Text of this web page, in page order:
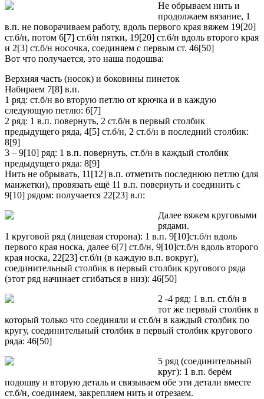
Не обрываем нить и
продолжаем вязание, 1
в.п. не поворачиваем работу, вдоль первого края вяжем 19[20]
ст.б/н, потом 6[7] ст.б/н пятки, 19[20] ст.б/н вдоль второго края
и 2[3] ст.б/н носочка, соединяем с первым ст. 46[50]
Вот что получается, это наша подошва:
Верхняя часть (носок) и боковины пинеток
Набираем 7[8] в.п.
1 ряд: ст.б/н во вторую петлю от крючка и в каждую
следующую петлю: 6[7]
2 ряд: 1 в.п. повернуть, 2 ст.б/н в первый столбик
предыдущего ряда, 4[5] ст.б/н, 2 ст.б/н в последний столбик:
8[9]
3 – 9[10] ряд: 1 в.п. повернуть, ст.б/н в каждый столбик
предыдущего ряда: 8[9]
Нить не обрывать, 11[12] в.п. отметить последнюю петлю (для
манжетки), провязать ещё 11 в.п. повернуть и соединить с
9[10] рядом: получается 22[23] в.п:
Далее вяжем круговыми
рядами.
1 круговой ряд (лицевая сторона): 1 в.п. 9[10]ст.б/н вдоль
первого края носка, далее 6[7] ст.б/н, 9[10]ст.б/н вдоль второго
края носка, 22[23] ст.б/н (в каждую в.п. вокруг),
соединительный столбик в первый столбик кругового ряда
(этот ряд начинает сгибаться в низ): 46[50]
2 -4 ряд: 1 в.п. ст.б/н в
тот же первый столбик в
который только что соединяли и ст.б/н в каждый столбик по
кругу, соединительный столбик в первый столбик кругового
ряда: 46[50]
5 ряд (соединительный
круг): 1 в.п. берём
подошву и вторую деталь и связываем обе эти детали вместе
ст.б/н, соединяем, закрепляем нить и отрезаем.